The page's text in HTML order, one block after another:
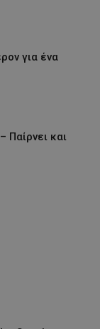
για ένα
Παίρνει και